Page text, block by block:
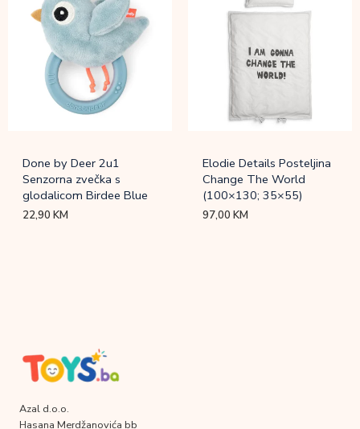
Done by Deer 2u1
Senzorna zvečka s
glodalicom Birdee Blue
22,90KM
Elodie Details Posteljina
Change The World
(100×130; 35×55)
97,00KM
Azal d.o.o.
Hasana Merdžanovića bb